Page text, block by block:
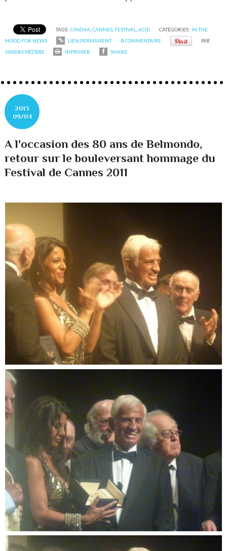
TAGS :CINÉMA CANNES, FESTIVAL ACID CATÉGORIES : IN THE
MOOD FOR NEWS
LIEN PERMANENT 0COMMENTAIRE
PAR
SANDRA MÉZIÈRE
IMPRIMER SHARE
2013
09/04
A l'occasion des 80 ans de Belmondo,
retour sur le bouleversant hommage du
Festival de Cannes 2011